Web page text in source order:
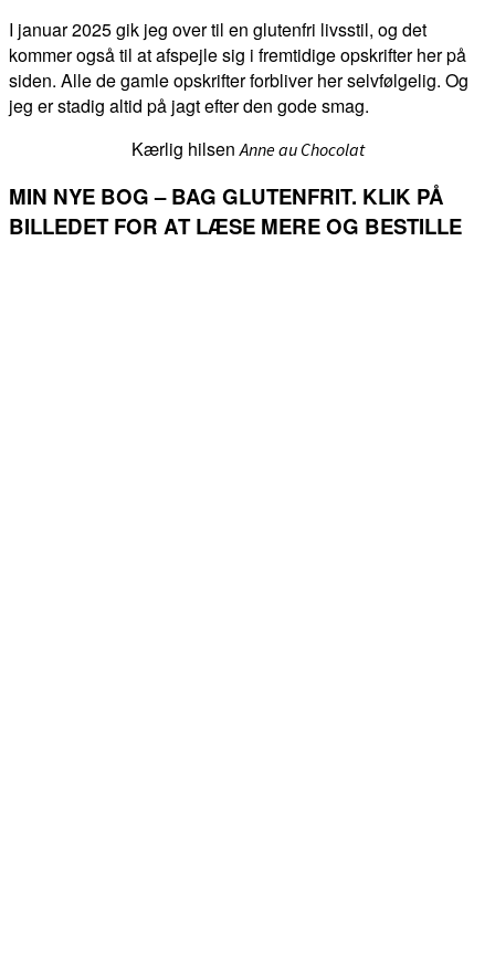
I januar 2025 gik jeg over til en glutenfri livsstil, og det
kommer også til at afspejle sig i fremtidige opskrifter her på
siden. Alle de gamle opskrifter forbliver her selvfølgelig. Og
jeg er stadig altid på jagt efter den gode smag.
Kærlig hilsenAnne au Chocolat
MIN NYE BOG – BAG GLUTENFRIT. KLIK PÅ
BILLEDET FOR AT LÆSE MERE OG BESTILLE